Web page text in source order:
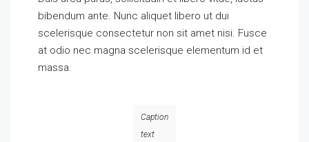
bibendum ante. Nunc aliquet libero ut dui
scelerisque consectetur non sit amet nisi. Fusce
at odio nec magna scelerisque elementum id et
massa.
Caption
text